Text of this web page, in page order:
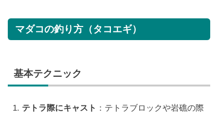
マダコの釣り方（タコエギ）
基本テクニック
テトラ際にキャスト ：テトラブロックや岩礁の際